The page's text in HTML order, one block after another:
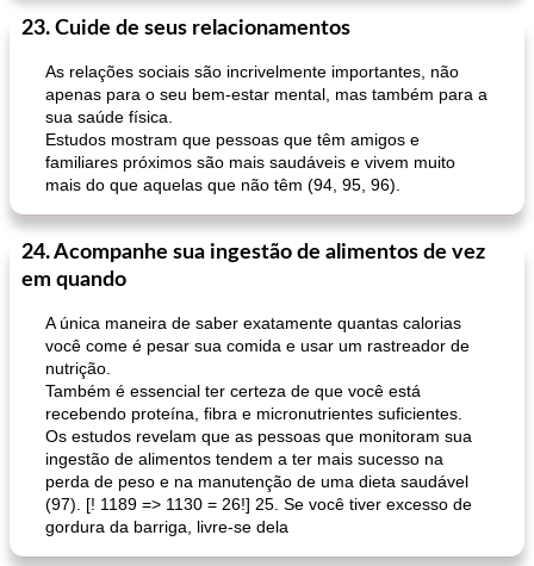
23. Cuide de seus relacionamentos
As relações sociais são incrivelmente importantes, não
apenas para o seu bem-estar mental, mas também para a
sua saúde física.
Estudos mostram que pessoas que têm amigos e
familiares próximos são mais saudáveis ​​e vivem muito
mais do que aquelas que não têm (94, 95, 96).
24. Acompanhe sua ingestão de alimentos de vez
em quando
A única maneira de saber exatamente quantas calorias
você come é pesar sua comida e usar um rastreador de
nutrição.
Também é essencial ter certeza de que você está
recebendo proteína, fibra e micronutrientes suficientes.
Os estudos revelam que as pessoas que monitoram sua
ingestão de alimentos tendem a ter mais sucesso na
perda de peso e na manutenção de uma dieta saudável
(97). [! 1189 => 1130 = 26!] 25. Se você tiver excesso de
gordura da barriga, livre-se dela